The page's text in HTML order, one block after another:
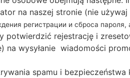
najnowszą aktualizację
5G, ale nie zapomnij
SM-N986B. Kod
z wersją PDA
N986BXXU3DUH2.
to Android R 11.
na naszej stronie (nie
регистрации и сброса пароля,
potwierdzić rejestrację i
na wysyłanie wiadomości
spamu i bezpieczeństwa